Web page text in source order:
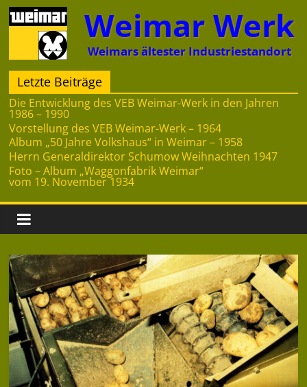
Zum
Inhalt
springen
Weimar Werk
Weimars ältester Industriestandort
Letzte Beiträge
Die Entwicklung des VEB Weimar-Werk in den Jahren
1986 – 1990
Vorstellung des VEB Weimar-Werk – 1964
Album „50 Jahre Volkshaus“ in Weimar – 1958
Herrn Generaldirektor Schumow Weihnachten 1947
Foto – Album „Waggonfabrik Weimar“
vom 19. November 1934